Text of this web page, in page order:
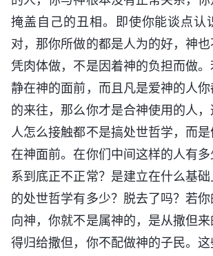
掩盖自己的丑相。即使你能谈点认
对，那你所做的都是人为的好，神
凭肉体做，不是因着神的负担而做
静在神的面前，而且凡是爱神的人
的来往，那么你才是合神使用的人
人怎么接触都不是搞处世哲学，而
在神面前。在你们中间这样的人有
系到底正不正常？是建立在什么基
的处世哲学有多少？脱去了吗？若
向神，你就不是属神的，是从撒但
得归给撒但，你不配做神的子民。